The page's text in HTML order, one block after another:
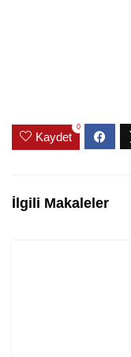
Kaydet
0
İlgili Makaleler